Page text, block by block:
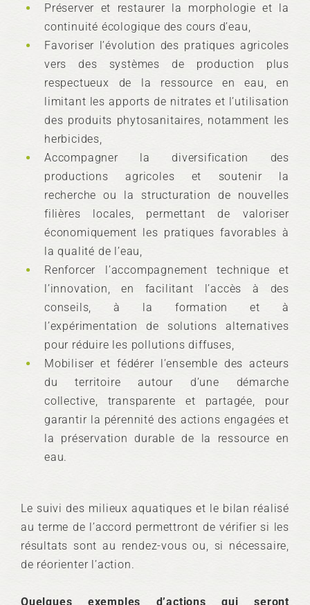
Préserver et restaurer la morphologie et la
continuité écologique des cours d’eau,
Favoriser l’évolution des pratiques agricoles
vers des systèmes de production plus
respectueux de la ressource en eau, en
limitant les apports de nitrates et l’utilisation
des produits phytosanitaires, notamment les
herbicides,
Accompagner la diversification des
productions agricoles et soutenir la
recherche ou la structuration de nouvelles
filières locales, permettant de valoriser
économiquement les pratiques favorables à
la qualité de l’eau,
Renforcer l’accompagnement technique et
l’innovation, en facilitant l’accès à des
conseils, à la formation et à
l’expérimentation de solutions alternatives
pour réduire les pollutions diffuses,
Mobiliser et fédérer l’ensemble des acteurs
du territoire autour d’une démarche
collective, transparente et partagée, pour
garantir la pérennité des actions engagées et
la préservation durable de la ressource en
eau.
Le suivi des milieux aquatiques et le bilan réalisé
au terme de l’accord permettront de vérifier si les
résultats sont au rendez-vous ou, si nécessaire,
de réorienter l’action.
Quelques exemples d’actions qui seront